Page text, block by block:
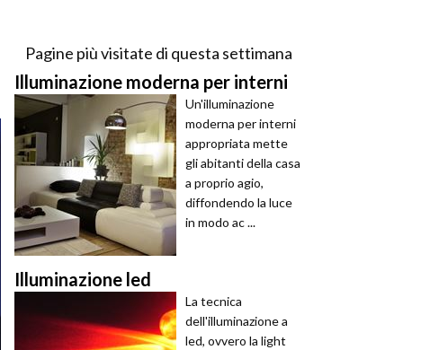
Pagine più visitate di questa settimana
Illuminazione moderna per interni
Un'illuminazione
moderna per interni
appropriata mette
gli abitanti della casa
a proprio agio,
diffondendo la luce
in modo ac ...
Illuminazione led
La tecnica
dell'illuminazione a
led, ovvero la light